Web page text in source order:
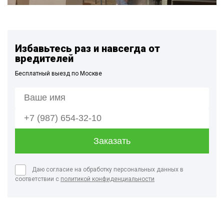
Избавьтесь раз и навсегда от
вредителей
Бесплатный выезд по Москве
Даю согласие на обработку персональных данных в
соответствии с политикой конфиденциальности